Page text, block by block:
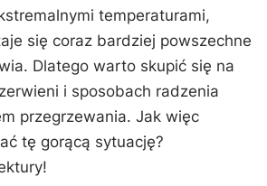
temperaturami,
się coraz bardziej powszechne
Dlatego warto skupić się na
i sposobach radzenia
przegrzewania. Jak więc⁢
tę gorącą sytuację?